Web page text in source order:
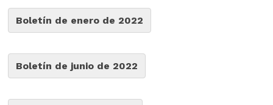
Boletín de enero de 2022
Boletín de junio de 2022